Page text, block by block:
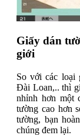
Giấy dán
giới
So với các loại
Đài Loan,.. thì
nhỉnh hơn một
tường cao hơn
tường, bạn
chúng đem lại.